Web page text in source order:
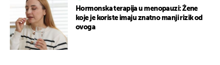
Hormonska terapija u menopauzi: Žene
koje je koriste imaju znatno manji rizik od
ovoga